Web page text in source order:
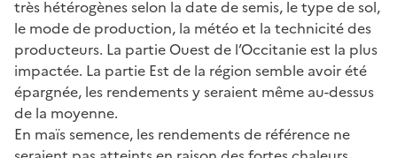
très hétérogènes selon la date de semis, le type de sol,
le mode de production, la météo et la technicité des
producteurs. La partie Ouest de l’Occitanie est la plus
impactée. La partie Est de la région semble avoir été
épargnée, les rendements y seraient même au-dessus
de la moyenne.
En maïs semence, les rendements de référence ne